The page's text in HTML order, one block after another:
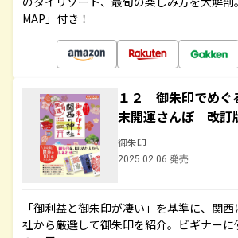
MAP」付き！
１２ 御朱印でめ
末開運さんぽ 改訂
御朱印
2025.02.06 発売
「御利益と御朱印が凄い」を基準に、関
社から厳選して御朱印を紹介。ビギナー